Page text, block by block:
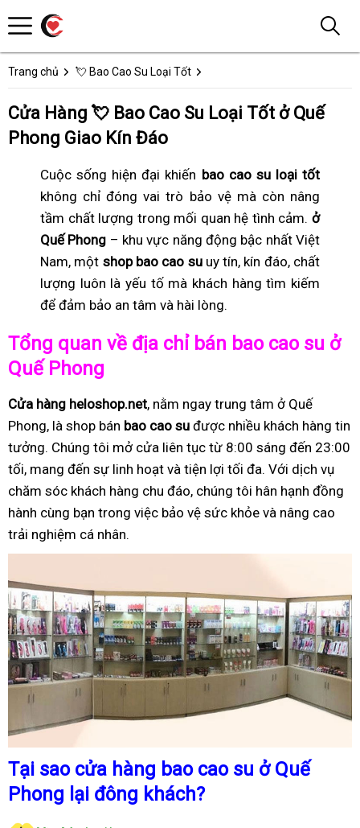
Trang chủ 💘 Bao Cao Su Loại Tốt
Cửa Hàng 💘 Bao Cao Su Loại Tốt ở Quế
Phong Giao Kín Đáo
Cuộc sống hiện đại khiến bao cao su loại tốt
không chỉ đóng vai trò bảo vệ mà còn nâng
tầm chất lượng trong mối quan hệ tình cảm. ở
Quế Phong – khu vực năng động bậc nhất Việt
Nam, một shop bao cao suuy tín, kín đáo, chất
lượng luôn là yếu tố mà khách hàng tìm kiếm
để đảm bảo an tâm và hài lòng.
Tổng quan về địa chỉ bán bao cao su ở
Quế Phong
Cửa hàng heloshop.net, nằm ngay trung tâm ở Quế
Phong, là shop bán bao cao su được nhiều khách hàng tin
tưởng. Chúng tôi mở cửa liên tục từ 8:00 sáng đến 23:00
tối, mang đến sự linh hoạt và tiện lợi tối đa. Với dịch vụ
chăm sóc khách hàng chu đáo, chúng tôi hân hạnh đồng
hành cùng bạn trong việc bảo vệ sức khỏe và nâng cao
trải nghiệm cá nhân.
Tại sao cửa hàng bao cao su ở Quế
Phong lại đông khách?